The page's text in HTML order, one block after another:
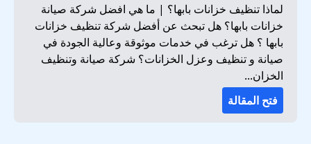
لماذا تنظيف خزانات بابها؟ | ما هي افضل شركة صيانة
خزانات بابها؟ هل تبحث عن أفضل شركة تنظيف خزانات
بابها ؟ هل ترغب في خدمات موثوقة وعالية الجودة في
صيانة و تنظيف وعزل الخزانات؟ شركة صيانة وتنظيف
الخزان...
فتح المقالة